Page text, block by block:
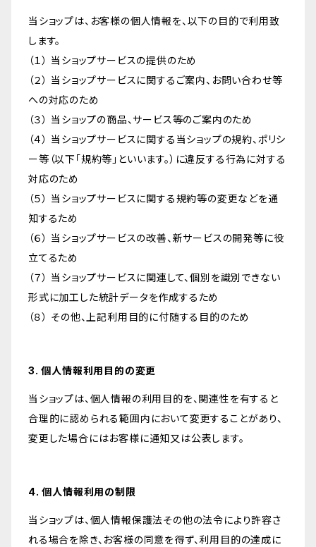
当ショップは、お客様の個人情報を、以下の目的で利用致
します。
（１） 当ショップサービスの提供のため
（２） 当ショップサービスに関するご案内、お問い合わせ等
への対応のため
（３） 当ショップの商品、サービス等のご案内のため
（４） 当ショップサービスに関する当ショップの規約、ポリシ
ー等（以下「規約等」といいます。）に違反する行為に対する
対応のため
（５） 当ショップサービスに関する規約等の変更などを通
知するため
（６） 当ショップサービスの改善、新サービスの開発等に役
立てるため
（７） 当ショップサービスに関連して、個別を識別できない
形式に加工した統計データを作成するため
（８） その他、上記利用目的に付随する目的のため
3. 個人情報利用目的の変更
当ショップは、個人情報の利用目的を、関連性を有すると
合理的に認められる範囲内において変更することがあり、
変更した場合にはお客様に通知又は公表します。
4. 個人情報利用の制限
当ショップは、個人情報保護法その他の法令により許容さ
れる場合を除き、お客様の同意を得ず、利用目的の達成に